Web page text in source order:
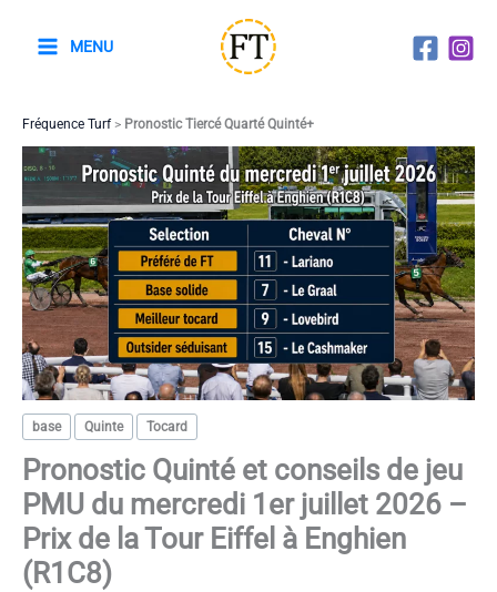
MENU
Fréquence Turf> Pronostic Tiercé Quarté Quinté+
base Quinte Tocard
Pronostic Quinté et conseils de jeu
PMU du mercredi 1er juillet 2026 –
Prix de la Tour Eiffel à Enghien
(R1C8)